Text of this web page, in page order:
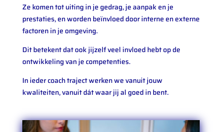
Ze komen tot uiting in je gedrag, je aanpak en je
prestaties, en worden beïnvloed door interne en externe
factoren in je omgeving.
Dit betekent dat ook jijzelf veel invloed hebt op de
ontwikkeling van je competenties.
In ieder coach traject werken we vanuit jouw
kwaliteiten, vanuit dát waar jij al goed in bent.